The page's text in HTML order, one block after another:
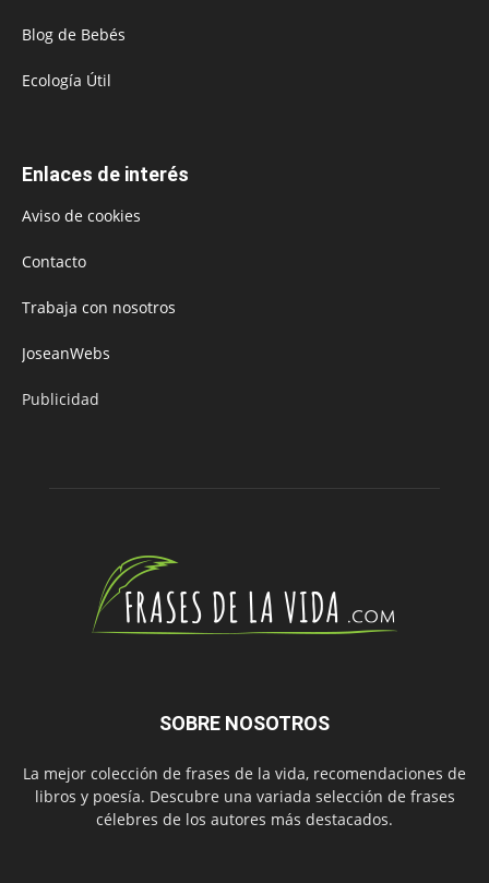
Blog de Bebés
Ecología Útil
Enlaces de interés
Aviso de cookies
Contacto
Trabaja con nosotros
JoseanWebs
Publicidad
SOBRE NOSOTROS
La mejor colección de frases de la vida, recomendaciones de
libros y poesía. Descubre una variada selección de frases
célebres de los autores más destacados.